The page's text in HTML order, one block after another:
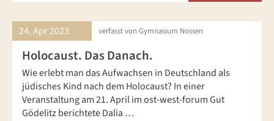
24. Apr2023 verfasst von Gymnasium Nossen
Holocaust. Das Danach.
Wie erlebt man das Aufwachsen in Deutschland als
jüdisches Kind nach dem Holocaust? In einer
Veranstaltung am 21. April im ost-west-forum Gut
Gödelitz berichtete Dalia …